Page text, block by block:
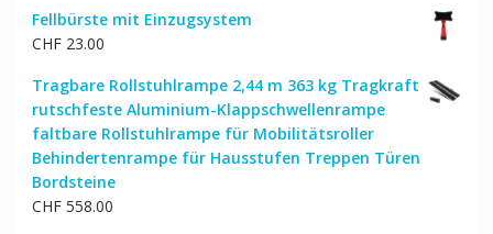
Fellbürste mit Einzugsystem
CHF23.00
Tragbare Rollstuhlrampe 2,44 m 363 kg Tragkraft
rutschfeste Aluminium-Klappschwellenrampe
faltbare Rollstuhlrampe für Mobilitätsroller
Behindertenrampe für Hausstufen Treppen Türen
Bordsteine
CHF558.00